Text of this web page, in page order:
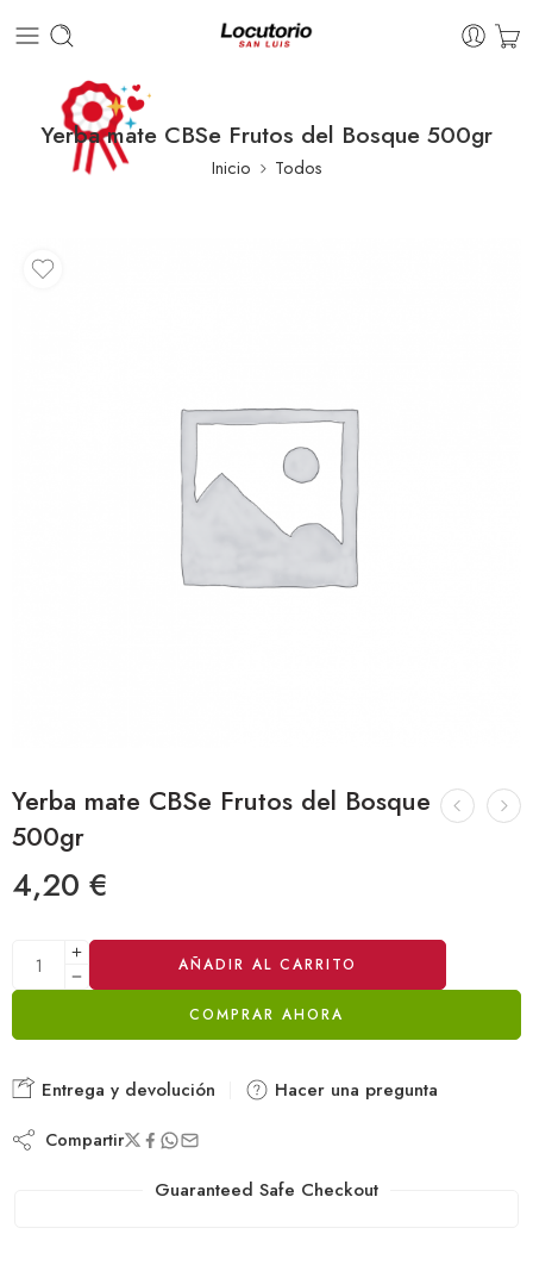
Yerba mate CBSe Frutos del Bosque 500gr
Inicio Todos
Yerba mate CBSe Frutos del Bosque
500gr
4,20 €
AÑADIR AL CARRITO
COMPRAR AHORA
Alternative:
Entrega y devolución Hacer una pregunta
Compartir
Guaranteed Safe Checkout